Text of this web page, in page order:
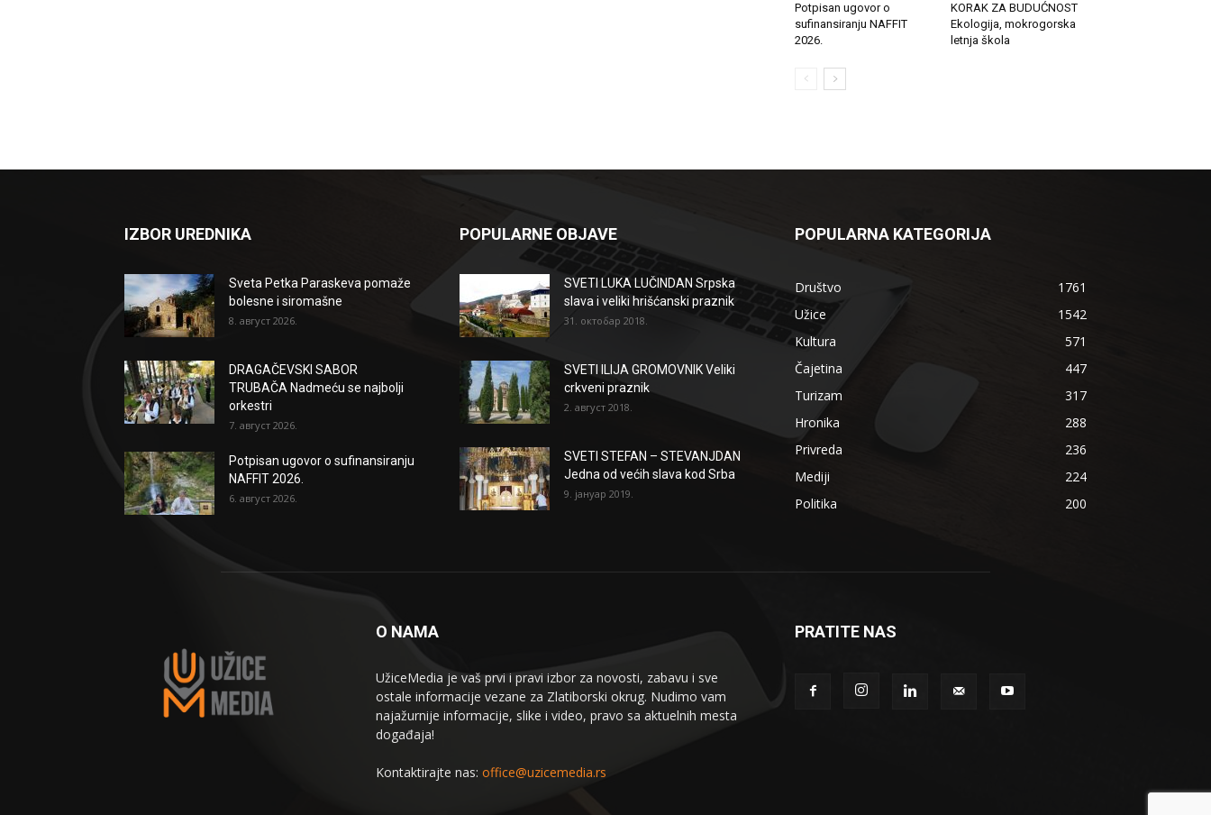
Potpisan ugovor o
sufinansiranju NAFFIT
2026.
KORAK ZA BUDUĆNOST
Ekologija, mokrogorska
letnja škola
IZBOR UREDNIKA
Sveta Petka Paraskeva pomaže
bolesne i siromašne
8. август 2026.
DRAGAČEVSKI SABOR
TRUBAČA Nadmeću se najbolji
orkestri
7. август 2026.
Potpisan ugovor o sufinansiranju
NAFFIT 2026.
6. август 2026.
POPULARNE OBJAVE
SVETI LUKA LUČINDAN Srpska
slava i veliki hrišćanski praznik
31. октобар 2018.
SVETI ILIJA GROMOVNIK Veliki
crkveni praznik
2. август 2018.
SVETI STEFAN – STEVANJDAN
Jedna od većih slava kod Srba
9. јануар 2019.
POPULARNA KATEGORIJA
Društvo
1761
Užice
1542
Kultura
571
Čajetina
447
Turizam
317
Hronika
288
Privreda
236
Mediji
224
Politika
200
O NAMA
UžiceMedia je vaš prvi i pravi izbor za novosti, zabavu i sve
ostale informacije vezane za Zlatiborski okrug. Nudimo vam
najažurnije informacije, slike i video, pravo sa aktuelnih mesta
događaja!
Kontaktirajte nas: office@uzicemedia.rs
PRATITE NAS